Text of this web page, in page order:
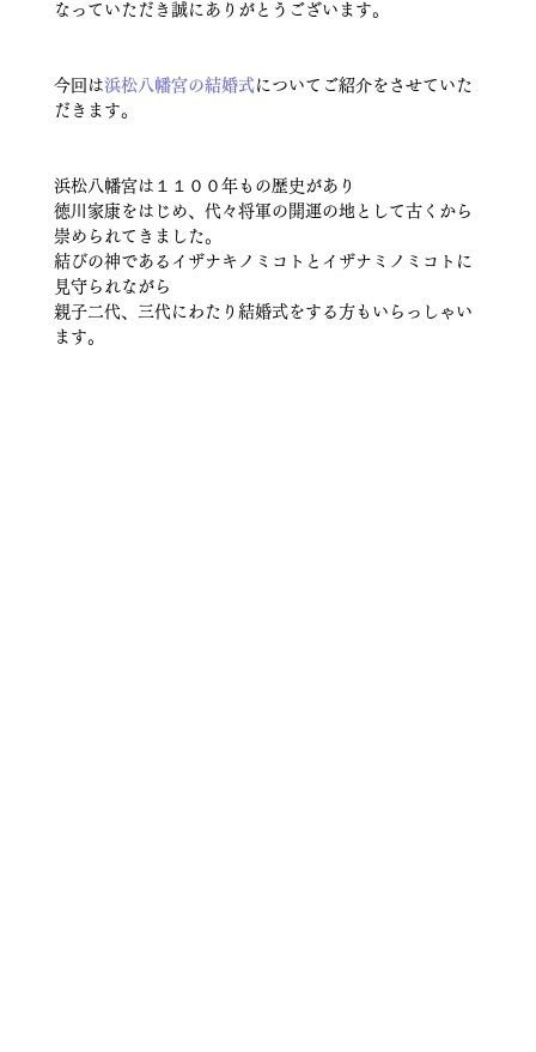
なっていただき誠にありがとうございます。
今回は浜松八幡宮の結婚式についてご紹介をさせていた
だきます。
浜松八幡宮は１１００年もの歴史があり
徳川家康をはじめ、代々将軍の開運の地として古くから
崇められてきました。
結びの神であるイザナキノミコトとイザナミノミコトに
見守られながら
親子二代、三代にわたり結婚式をする方もいらっしゃい
ます。